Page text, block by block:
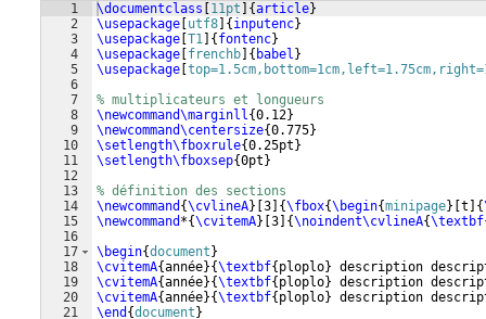
1
2
3
4
5
6
7
8
9
10
11
12
13
14
15
16
17
18
19
20
21
\documentclass 11pt {article}
\usepackage utf8 { inputenc}
\usepackage T1 { fontenc}
\usepackage frenchb { babel }
\usepackage
% multiplicateurs et longueurs
\newcommand\marginll{0.12}
\newcommand\centersize{0.775}
\setlength\fboxrule{0.25pt }
\setlength\fboxsep{0pt }
% définition des sections
\newcommand {\cvlineA} 3 {\fbox{\begin{minipage} t {
\newcommand *{\cvitemA} 3 {\noindent\cvlineA{\textbf
\begin{document }
\cvitemA{année}{\textbf{ ploplo} description
\cvitemA{année}{\textbf{ ploplo} description
\cvitemA{année}{\textbf{ ploplo} description
\end {document }